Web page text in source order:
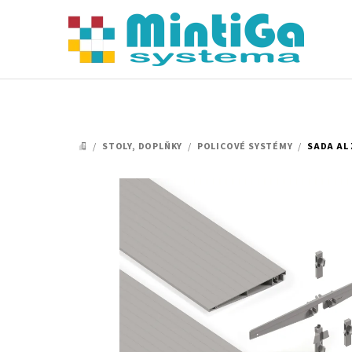
DOMŮ
/ STOLY, DOPLŇKY / POLICOVÉ SYSTÉMY / SADA AL